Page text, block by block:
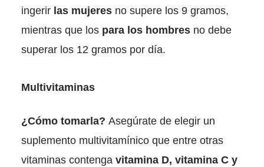
ingerir las mujeres no supere los 9 gramos,
mientras que los para los hombres no debe
superar los 12 gramos por día.
Multivitaminas
¿Cómo tomarla? Asegúrate de elegir un
suplemento multivitamínico que entre otras
vitaminas contenga vitamina D, vitamina C y